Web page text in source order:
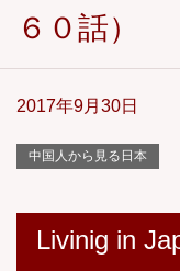
６０話）
2017年9月30日
中国人から見る日本
Livinig in